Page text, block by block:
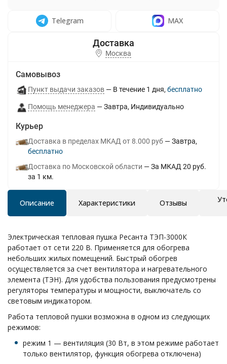
Telegram MAX
Москва
Самовывоз
Пункт выдачи заказов В течение 1 дня Бесплатно
Помощь менеджера Завтра Индивидуально
Курьер
Доставка в пределах МКАД от 8.000 руб
Завтра
Бесплатно
Доставка по Московской области
За МКАД 20 руб.
за 1 км.
Описание Характеристики Отзывы
Электрическая тепловая пушка Ресанта ТЭП-3000К
работает от сети 220 В. Применяется для обогрева
небольших жилых помещений. Быстрый обогрев
осуществляется за счет вентилятора и нагревательного
элемента (ТЭН). Для удобства пользования предусмотрены
регуляторы температуры и мощности, выключатель со
световым индикатором.
Работа тепловой пушки возможна в одном из следующих
режимов:
режим 1 — вентиляция (30 Вт, в этом режиме работает
только вентилятор, функция обогрева отключена)